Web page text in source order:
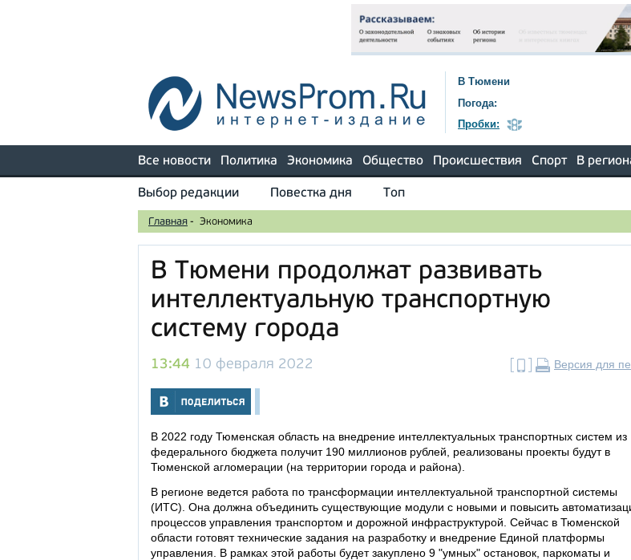
В Тюмени
Погода:
Пробки:
Все новости Политика Экономика Общество Происшествия Спорт В
Выбор редакции Повестка дня Топ
Главная - Экономика
В Тюмени продолжат развивать
интеллектуальную транспортную
систему города
13:44 10 февраля 2022 Версия для
В 2022 году Тюменская область на внедрение интеллектуальных транспортных систем из
федерального бюджета получит 190 миллионов рублей, реализованы проекты будут в
Тюменской агломерации (на территории города и района).
В регионе ведется работа по трансформации интеллектуальной транспортной системы
(ИТС). Она должна объединить существующие модули с новыми и повысить
процессов управления транспортом и дорожной инфраструктурой. Сейчас в Тюменской
области готовят технические задания на разработку и внедрение Единой платформы
управления. В рамках этой работы будет закуплено 9 "умных" остановок, паркоматы и